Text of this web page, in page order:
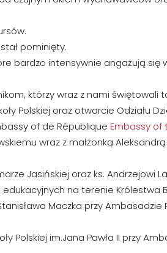
pominięty.
bardzo intensywnie angażują się
którzy wraz z nami świętowali
Polskiej oraz otwarcie Odziału
of de République Embassy of
wraz z małżonką Aleksandrą
Jasińskiej oraz ks. Andrzejowi
na terenie Królestwa
Maczka przy Ambasadzie
Polskiej im.Jana Pawła II przy